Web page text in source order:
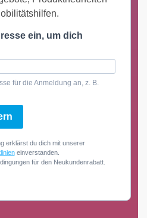
ein, um dich
für die Anmeldung an, z. B.
erklärst du dich mit unserer
einverstanden.
für den Neukundenrabatt.